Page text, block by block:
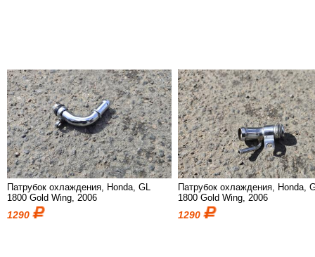
Патрубок охлаждения, Honda, GL
1800 Gold Wing, 2006
1290
Патрубок охлаждения, Honda,
1800 Gold Wing, 2006
1290